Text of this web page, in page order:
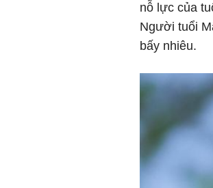
nỗ lực của
Người tuổi
bấy nhiêu.